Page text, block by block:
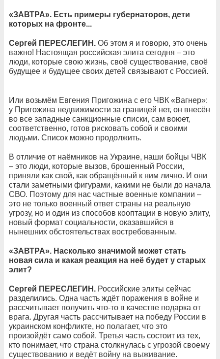
«ЗАВТРА». Есть примеры губернаторов, дети
которых на фронте...
Сергей ПЕРЕСЛЕГИН. Об этом я и говорю, это очень
важно! Настоящая российская элита сегодня – это
люди, которые свою жизнь, своё существование, своё
будущее и будущее своих детей связывают с Россией.
Или возьмём Евгения Пригожина с его ЧВК «Вагнер»:
у Пригожина недвижимости за границей нет, он внесён
во все западные санкционные списки, сам воюет,
соответственно, готов рисковать собой и своими
людьми. Список можно продолжить.
В отличие от наёмников на Украине, наши бойцы ЧВК
– это люди, которые вызов, брошенный России,
приняли как свой, как обращённый к ним лично. И они
стали заметными фигурами, какими не были до начала
СВО. Поэтому для нас частные военные компании –
это не только военный ответ страны на реальную
угрозу, но и один из способов кооптации в новую элиту,
новый формат социальности, оказавшийся в
нынешних обстоятельствах востребованным.
«ЗАВТРА». Насколько значимой может стать
новая сила и какая реакция на неё будет у старых
элит?
Сергей ПЕРЕСЛЕГИН. Российские элиты сейчас
разделились. Одна часть ждёт поражения в войне и
рассчитывает получить что-то в качестве подарка от
врага. Другая часть рассчитывает на победу России в
украинском конфликте, но полагает, что это
произойдёт само собой. Третья часть состоит из тех,
кто понимает, что страна столкнулась с угрозой своему
существованию и ведёт войну на выживание.